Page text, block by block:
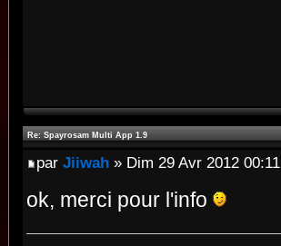
Re: Spayrosam Multi App 1.9
par Jiiwah » Dim 29 Avr 2012 00:11
ok, merci pour l'info